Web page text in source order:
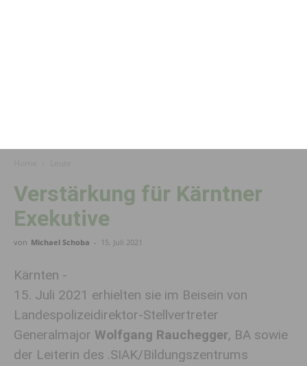
Verstärkung für Kärntner
Exekutive
von Michael Schoba - 15. Juli 2021
Kärnten -
15. Juli 2021 erhielten sie im Beisein von
Landespolizeidirektor-Stellvertreter
Generalmajor Wolfgang Rauchegger, BA sowie
der Leiterin des .SIAK/Bildungszentrums